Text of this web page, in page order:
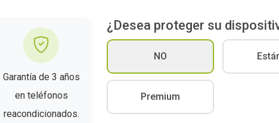
Garantía de 3 años
en teléfonos
reacondicionados.
¿Desea proteger su
NO
Premium